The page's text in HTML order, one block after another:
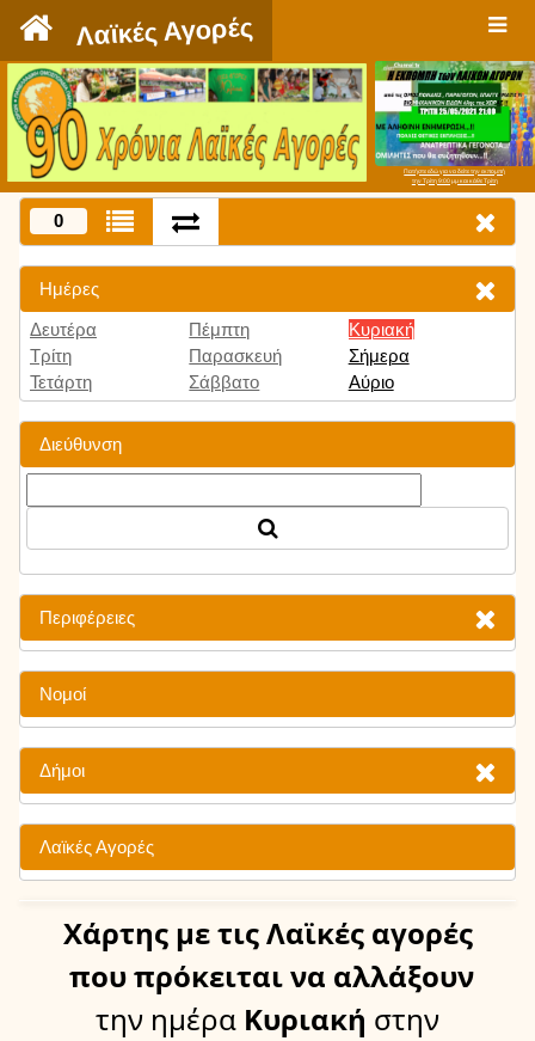
Λαϊκές Αγορές
Πατήστε εδώ για να δείτε την εκπομπή
την Τρίτη 9:00 μμ και κάθε Τρίτη
0
Ημέρες
Δευτέρα
Τρίτη
Τετάρτη
Πέμπτη
Παρασκευή
Σάββατο
Κυριακή
Σήμερα
Αύριο
Διεύθυνση
Περιφέρειες
Νομοί
Δήμοι
Λαϊκές Αγορές
Χάρτης με τις Λαϊκές αγορές
που πρόκειται να αλλάξουν
την ημέρα Κυριακή στην